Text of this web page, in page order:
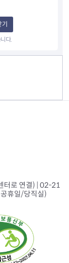
다.
로 연결) | 02-21
휴일/당직실)